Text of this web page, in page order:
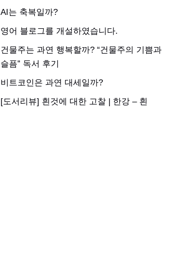
AI는 축복일까?
영어 블로그를 개설하였습니다.
건물주는 과연 행복할까? “건물주의 기쁨과
슬픔” 독서 후기
비트코인은 과연 대세일까?
[도서리뷰] 흰것에 대한 고찰 | 한강 – 흰